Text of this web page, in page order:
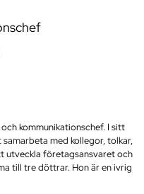
kommunikationschef. I sitt
med kollegor, tolkar,
utveckla företagsansvaret och
till tre döttrar. Hon är en ivrig